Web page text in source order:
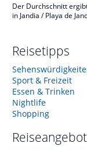
Der Durchschnitt
in Jandia / Playa de
Reisetipps
Sport & Freizeit
Essen & Trinken
Nightlife
Shopping